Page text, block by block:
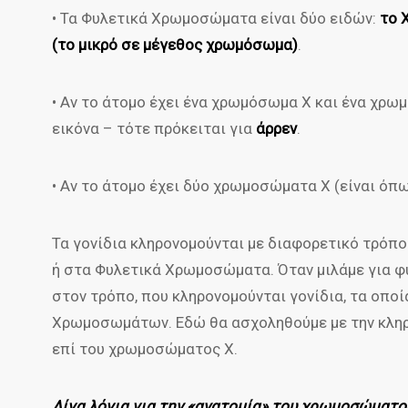
• Τα Φυλετικά Χρωμοσώματα είναι δύο ειδών: το
(το μικρό σε μέγεθος χρωμόσωμα).
• Αν το άτομο έχει ένα χρωμόσωμα Χ και ένα
εικόνα – τότε πρόκειται για άρρεν.
• Αν το άτομο έχει δύο χρωμοσώματα Χ (είναι
Τα γονίδια κληρονομούνται με διαφορετικό
ή στα Φυλετικά Χρωμοσώματα. Όταν μιλάμε για
στον τρόπο, που κληρονομούνται γονίδια, τα
Χρωμοσωμάτων. Εδώ θα ασχοληθούμε με την
επί του χρωμοσώματος Χ.